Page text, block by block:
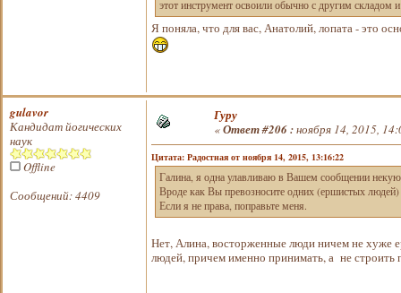
этот инструмент освоили обычно с другим складом
Я поняла, что для вас, Анатолий, лопата - это
gulavor
Кандидат йогических
наук
Offline
Сообщений: 4409
Гуру
«Ответ #206 :ноября 14, 2015,
Цитата: Радостная от ноября 14, 2015, 13:16:22
Галина, я одна улавливаю в Вашем сообщении
Вроде как Вы превозносите одних (ершистых
Если я не права, поправьте меня.
Нет, Алина, восторженные люди ничем не хуже
людей, причем именно принимать, а не